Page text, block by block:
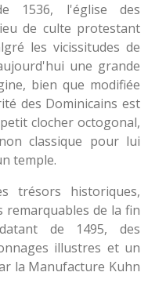
1536, l'église des
de culte protestant
les vicissitudes de
une grande
bien que modifiée
des Dominicains est
clocher octogonal,
classique pour lui
temple.
trésors historiques,
remarquables de la fin
de 1495, des
illustres et un
la Manufacture Kuhn